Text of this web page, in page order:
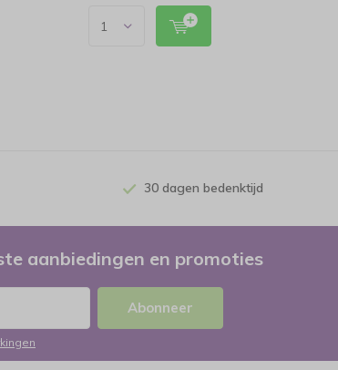
30 dagen bedenktijd
aanbiedingen en promoties
Abonneer